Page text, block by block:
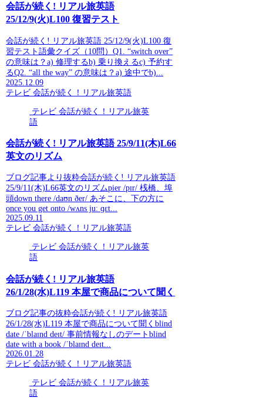
会話が続く! リアル旅英語
25/12/9(火)L100 復習テスト
会話が続く! リアル旅英語 25/12/9(火)L100 復
習テスト語彙クイズ（10問）Q1. “switch over”
の意味は？a) 修理するb) 乗り換えるc) 予約す
るQ2. “all the way” の意味は？a) 途中でb)...
2025.12.09
テレビ 会話が続く！リアル旅英語
テレビ 会話が続く！リアル旅英
語
会話が続く! リアル旅英語 25/9/11(木)L66
英文のリズム
ブログ記事より抜粋会話が続く! リアル旅英語
25/9/11(木)L66英文のリズムpier /pɪr/ 桟橋、埠
頭down there /daʊn ðer/ あそこに、下の方に
once you get onto /wʌns juː ɡɛt...
2025.09.11
テレビ 会話が続く！リアル旅英語
テレビ 会話が続く！リアル旅英
語
会話が続く! リアル旅英語
26/1/28(水)L119 本屋で商品について聞く
ブログ記事の抜粋会話が続く! リアル旅英語
26/1/28(水)L119 本屋で商品について聞くblind
date /ˈblaɪnd deɪt/ 事前情報なしのデートblind
date with a book /ˈblaɪnd deɪt...
2026.01.28
テレビ 会話が続く！リアル旅英語
テレビ 会話が続く！リアル旅英
語